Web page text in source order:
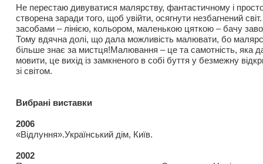
Не перестаю дивуватися малярству, фантастичному і
створена заради того, щоб увійти, осягнути незбагнений
засобами – лінією, кольором, маленькою цяткою – бачу
Тому вдячна долі, що дала можливість малювати, бо
більше знає за мистця!Малювання – це та самотність, яка
мовити, це вихід із замкненого в собі буття у безмежну
зі світом.
Вибрані виставки
2006
«Відлуння».Український дім, Київ.
2002